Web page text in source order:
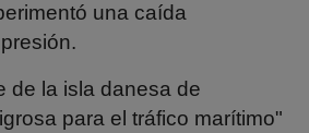
una caída
de la isla danesa de
para el tráfico marítimo"